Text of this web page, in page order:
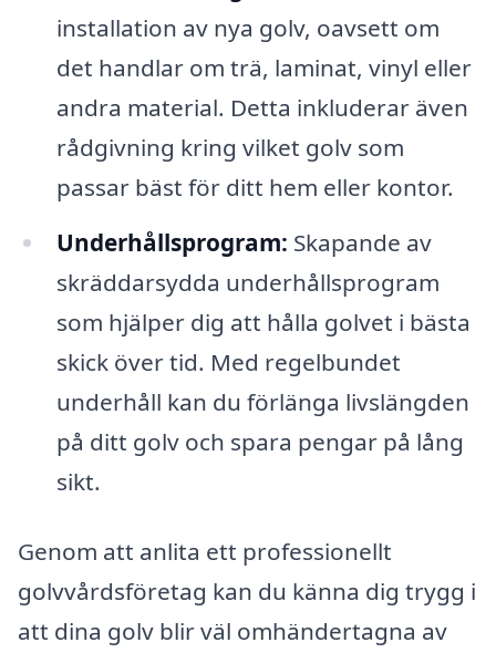
installation av nya golv, oavsett om
det handlar om trä, laminat, vinyl eller
andra material. Detta inkluderar även
rådgivning kring vilket golv som
passar bäst för ditt hem eller kontor.
Underhållsprogram: Skapande av
skräddarsydda underhållsprogram
som hjälper dig att hålla golvet i bästa
skick över tid. Med regelbundet
underhåll kan du förlänga livslängden
på ditt golv och spara pengar på lång
sikt.
Genom att anlita ett professionellt
golvvårdsföretag kan du känna dig trygg i
att dina golv blir väl omhändertagna av